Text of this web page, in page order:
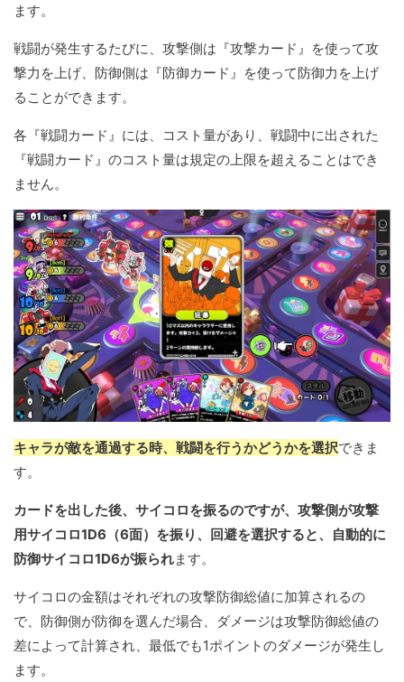
ます。
戦闘が発生するたびに、攻撃側は『攻撃カード』を使って攻
撃力を上げ、防御側は『防御カード』を使って防御力を上げ
ることができます。
各『戦闘カード』には、コスト量があり、戦闘中に出された
『戦闘カード』のコスト量は規定の上限を超えることはでき
ません。
キャラが敵を通過する時、戦闘を行うかどうかを選択できま
す。
カードを出した後、サイコロを振るのですが、攻撃側が攻撃
用サイコロ1D6（6面）を振り、回避を選択すると、自動的に
防御サイコロ1D6が振られます。
サイコロの金額はそれぞれの攻撃防御総値に加算されるの
で、防御側が防御を選んだ場合、ダメージは攻撃防御総値の
差によって計算され、最低でも1ポイントのダメージが発生し
ます。